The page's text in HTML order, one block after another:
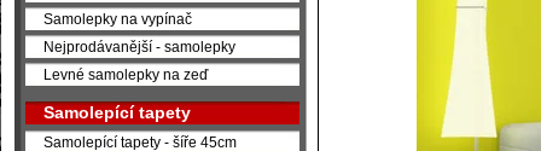
Samolepky na vypínač
Nejprodávanější - samolepky
Levné samolepky na zeď
Samolepící tapety
Samolepící tapety - šíře 45cm